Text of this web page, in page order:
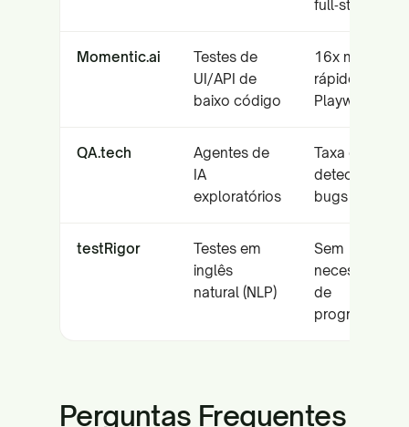
full‑stack
Momentic.ai
Testes de
UI/API de
baixo código
16x mais
rápido que
Playwright
QA.tech
Agentes de
IA
exploratórios
Taxa de
detecção de
bugs de 95%
testRigor
Testes em
inglês
natural (NLP)
Sem
necessidade
de
programação
Perguntas Frequentes